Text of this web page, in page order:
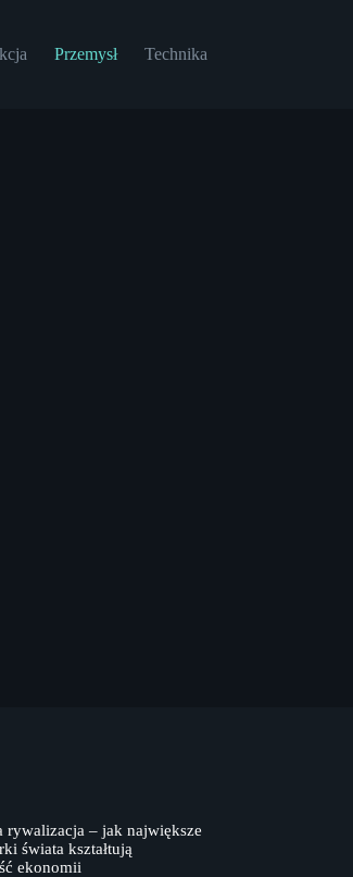
Przemysł Technika
rywalizacja – jak największe
świata kształtują
ekonomii